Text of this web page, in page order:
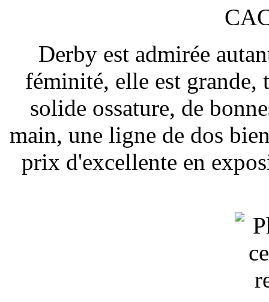
Derby est admirée
féminité, elle est grande,
solide ossature, de
main, une ligne de dos
prix d'excellente en